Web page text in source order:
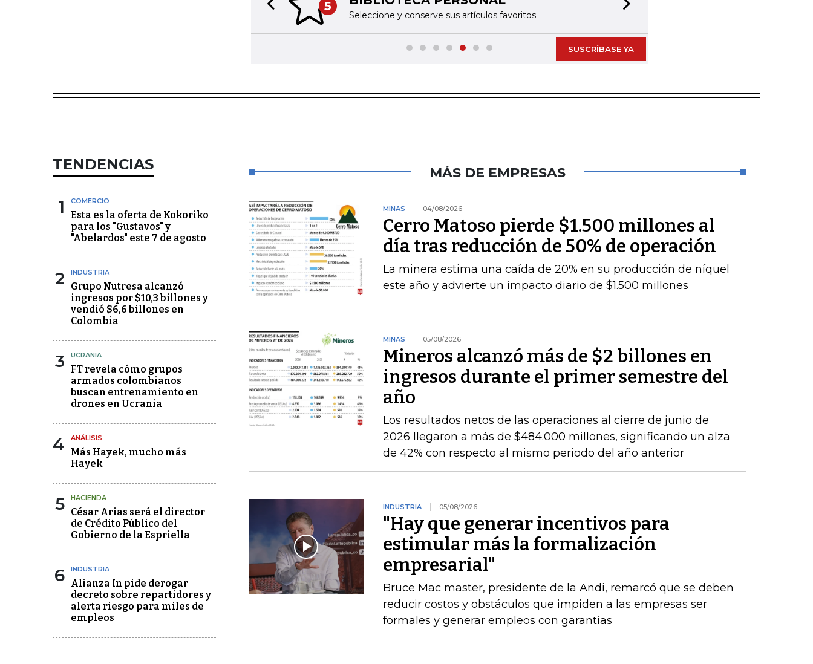
5
Seleccione y conserve sus artículos favoritos
Previous slide
SUSCRÍBASE YA
TENDENCIAS
1 COMERCIO
Esta es la oferta de Kokoriko
para los "Gustavos" y
"Abelardos" este 7 de agosto
2 INDUSTRIA
Grupo Nutresa alcanzó
ingresos por $10,3 billones y
vendió $6,6 billones en
Colombia
3 UCRANIA
FT revela cómo grupos
armados colombianos
buscan entrenamiento en
drones en Ucrania
4 ANÁLISIS
Más Hayek, mucho más
Hayek
5 HACIENDA
César Arias será el director
de Crédito Público del
Gobierno de la Espriella
6 INDUSTRIA
Alianza In pide derogar
decreto sobre repartidores y
alerta riesgo para miles de
empleos
MÁS DE EMPRESAS
MINAS 04/08/2026
Cerro Matoso pierde $1.500 millones al
día tras reducción de 50% de operación
La minera estima una caída de 20% en su producción de níquel
este año y advierte un impacto diario de $1.500 millones
MINAS 05/08/2026
Mineros alcanzó más de $2 billones en
ingresos durante el primer semestre del
año
Los resultados netos de las operaciones al cierre de junio de
2026 llegaron a más de $484.000 millones, significando un alza
de 42% con respecto al mismo periodo del año anterior
INDUSTRIA 05/08/2026
"Hay que generar incentivos para
estimular más la formalización
empresarial"
Bruce Mac master, presidente de la Andi, remarcó que se deben
reducir costos y obstáculos que impiden a las empresas ser
formales y generar empleos con garantías